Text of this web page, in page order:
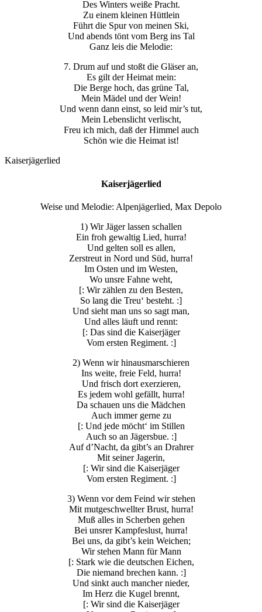
Des Winters weiße Pracht.
Zu einem kleinen Hüttlein
Führt die Spur von meinen Ski,
Und abends tönt vom Berg ins Tal
Ganz leis die Melodie:
7. Drum auf und stoßt die Gläser an,
Es gilt der Heimat mein:
Die Berge hoch, das grüne Tal,
Mein Mädel und der Wein!
Und wenn dann einst, so leid mir’s tut,
Mein Lebenslicht verlischt,
Freu ich mich, daß der Himmel auch
Schön wie die Heimat ist!
Kaiserjägerlied
Kaiserjägerlied
Weise und Melodie: Alpenjägerlied, Max Depolo
1) Wir Jäger lassen schallen
Ein froh gewaltig Lied, hurra!
Und gelten soll es allen,
Zerstreut in Nord und Süd, hurra!
Im Osten und im Westen,
Wo unsre Fahne weht,
[: Wir zählen zu den Besten,
So lang die Treu‘ besteht. :]
Und sieht man uns so sagt man,
Und alles läuft und rennt:
[: Das sind die Kaiserjäger
Vom ersten Regiment. :]
2) Wenn wir hinausmarschieren
Ins weite, freie Feld, hurra!
Und frisch dort exerzieren,
Es jedem wohl gefällt, hurra!
Da schauen uns die Mädchen
Auch immer gerne zu
[: Und jede möcht‘ im Stillen
Auch so an Jägersbue. :]
Auf d’Nacht, da gibt’s an Drahrer
Mit seiner Jagerin,
[: Wir sind die Kaiserjäger
Vom ersten Regiment. :]
3) Wenn vor dem Feind wir stehen
Mit mutgeschwellter Brust, hurra!
Muß alles in Scherben gehen
Bei unsrer Kampfeslust, hurra!
Bei uns, da gibt’s kein Weichen;
Wir stehen Mann für Mann
[: Stark wie die deutschen Eichen,
Die niemand brechen kann. :]
Und sinkt auch mancher nieder,
Im Herz die Kugel brennt,
[: Wir sind die Kaiserjäger